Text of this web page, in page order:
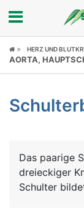
Fokus
Symptome
News
HERZ UND
AORTA,
Das paarige
dreieckiger
Schulter